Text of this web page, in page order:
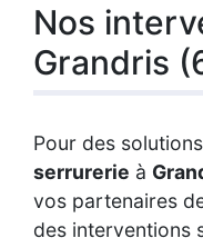
Nos
Grandris
Pour des
serrurerie à
vos partenaires
des interventions